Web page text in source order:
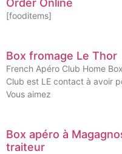
Order Online
[fooditems]
Box fromage Le Thor
French Apéro Club Home
Club est LE contact à avoir
Vous aimez
Box apéro à
traiteur